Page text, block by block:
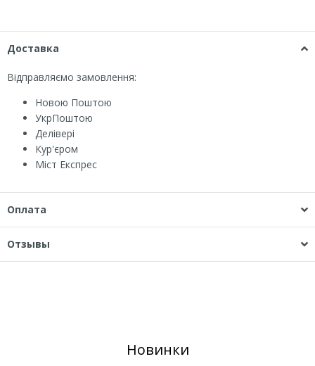
Доставка
Відправляємо замовлення:
Новою Поштою
УкрПоштою
Делівері
Кур'єром
Міст Експрес
Оплата
Отзывы
Новинки